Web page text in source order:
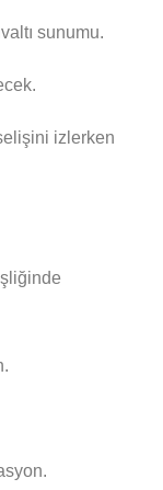
sunumu.
izlerken